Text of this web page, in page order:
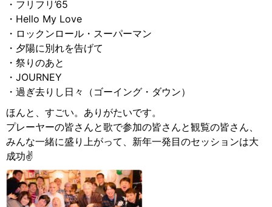
・フリフリ’65
・Hello My Love
・ロックンロール・スーパーマン
・夕陽に別れを告げて
・祭りのあと
・JOURNEY
・過ぎ去りし日々（ゴーイング・ダウン）
ほんと、すごい。ありがたいです。
プレーヤーの皆さんと歌で参加の皆さんと観覧の皆さん、
みんな一緒に盛り上がって、新年一発目のセッションは大
成功✌️